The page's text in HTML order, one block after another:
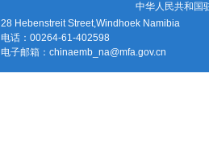
中华人民共和国
28 Hebenstreit Street,Windhoek Namibia
电话：00264-61-402598
电子邮箱： chinaemb_na@mfa.gov.cn